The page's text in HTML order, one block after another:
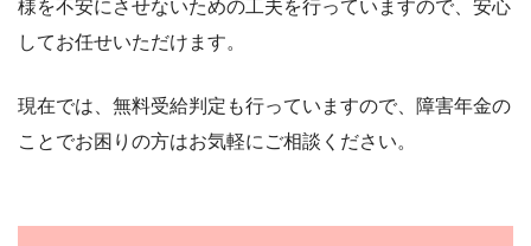
様を不安にさせないための工夫を行っていますので、安心
してお任せいただけます。
現在では、無料受給判定も行っていますので、障害年金の
ことでお困りの方はお気軽にご相談ください。